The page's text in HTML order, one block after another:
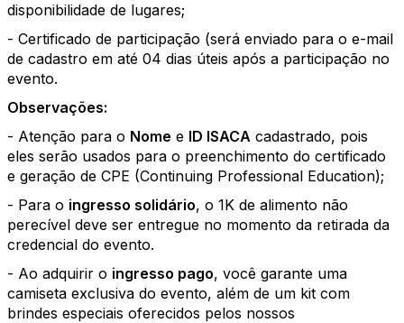
disponibilidade de lugares;
- Certificado de participação (será enviado para o e-mail
de cadastro em até 04 dias úteis após a participação no
evento.
Observações:
- Atenção para o Nome e ID ISACA cadastrado, pois
eles serão usados para o preenchimento do certificado
e geração de CPE (Continuing Professional Education);
- Para o ingresso solidário, o 1K de alimento não
perecível deve ser entregue no momento da retirada da
credencial do evento.
- Ao adquirir o ingresso pago, você garante uma
camiseta exclusiva do evento, além de um kit com
brindes especiais oferecidos pelos nossos